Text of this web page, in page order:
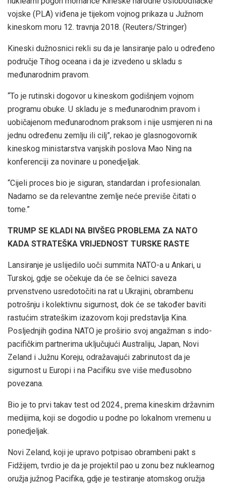
vojske (PLA) viđena je tijekom vojnog prikaza u Južnom
kineskom moru 12. travnja 2018. (Reuters/Stringer)
Kineski dužnosnici rekli su da je lansiranje palo u određeno
područje Tihog oceana i da je izvedeno u skladu s
međunarodnim pravom.
“To je rutinski dogovor u kineskom godišnjem vojnom
programu obuke. U skladu je s međunarodnim pravom i
uobičajenom međunarodnom praksom i nije usmjeren ni na
jednu određenu zemlju ili cilj”, rekao je glasnogovornik
kineskog ministarstva vanjskih poslova Mao Ning na
konferenciji za novinare u ponedjeljak.
“Cijeli proces bio je siguran, standardan i profesionalan.
Nadamo se da relevantne zemlje neće previše čitati o
tome.”
TRUMP SE KLADI NA BIVŠEG PROBLEMA ZA NATO
KADA STRATEŠKA VRIJEDNOST TURSKE RASTE
Lansiranje je uslijedilo uoči summita NATO-a u Ankari, u
Turskoj, gdje se očekuje da će se čelnici saveza
prvenstveno usredotočiti na rat u Ukrajini, obrambenu
potrošnju i kolektivnu sigurnost, dok će se također baviti
rastućim strateškim izazovom koji predstavlja Kina.
Posljednjih godina NATO je proširio svoj angažman s indo-
pacifičkim partnerima uključujući Australiju, Japan, Novi
Zeland i Južnu Koreju, odražavajući zabrinutost da je
sigurnost u Europi i na Pacifiku sve više međusobno
povezana.
Bio je to prvi takav test od 2024., prema kineskim državnim
medijima, koji se dogodio u podne po lokalnom vremenu u
ponedjeljak.
Novi Zeland, koji je upravo potpisao obrambeni pakt s
Fidžijem, tvrdio je da je projektil pao u zonu bez nuklearnog
oružja južnog Pacifika, gdje je testiranje atomskog oružja